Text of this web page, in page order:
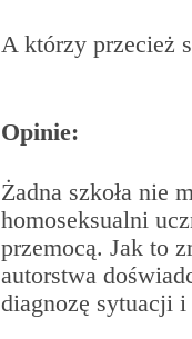
A którzy przecież
Opinie:
Żadna szkoła nie
homoseksualni
przemocą. Jak to
autorstwa
diagnozę sytuacji